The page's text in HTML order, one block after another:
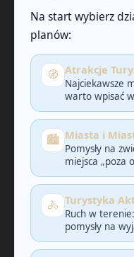
Na start wybierz
planów:
🧭 Atrakcje
Najciekawsze
warto wpisać
🏙️ Miasta i
Pomysły na
miejsca „poza
🚴 Turystyka
Ruch w
pomysły na